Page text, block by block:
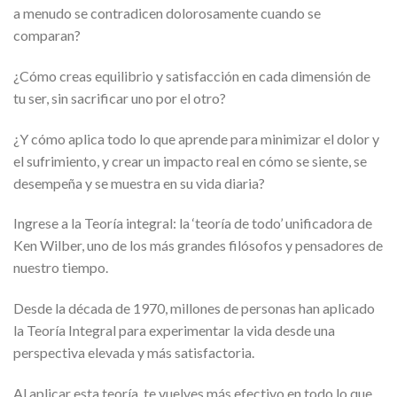
a menudo se contradicen dolorosamente cuando se
comparan?
¿Cómo creas equilibrio y satisfacción en cada dimensión de
tu ser, sin sacrificar uno por el otro?
¿Y cómo aplica todo lo que aprende para minimizar el dolor y
el sufrimiento, y crear un impacto real en cómo se siente, se
desempeña y se muestra en su vida diaria?
Ingrese a la Teoría integral: la ‘teoría de todo’ unificadora de
Ken Wilber, uno de los más grandes filósofos y pensadores de
nuestro tiempo.
Desde la década de 1970, millones de personas han aplicado
la Teoría Integral para experimentar la vida desde una
perspectiva elevada y más satisfactoria.
Al aplicar esta teoría, te vuelves más efectivo en todo lo que